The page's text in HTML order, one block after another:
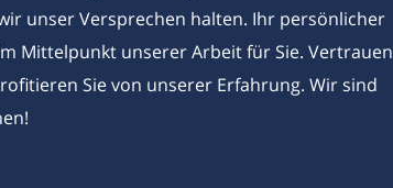
unser Versprechen halten. Ihr persönlicher
Mittelpunkt unserer Arbeit für Sie. Vertrauen
Sie von unserer Erfahrung. Wir sind